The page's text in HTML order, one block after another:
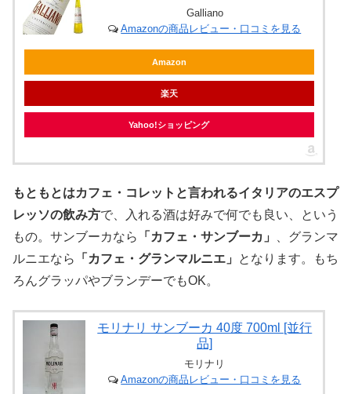
Galliano
Amazonの商品レビュー・口コミを見る
Amazon
楽天
Yahoo!ショッピング
もともとはカフェ・コレットと言われるイタリアのエスプ
レッソの飲み方で、入れる酒は好みで何でも良い、という
もの。サンブーカなら
「カフェ・サンブーカ」
、グランマ
ルニエなら
「カフェ・グランマルニエ」
となります。もち
ろんグラッパやブランデーでもOK。
モリナリ サンブーカ 40度 700ml [並行
品]
モリナリ
Amazonの商品レビュー・口コミを見る